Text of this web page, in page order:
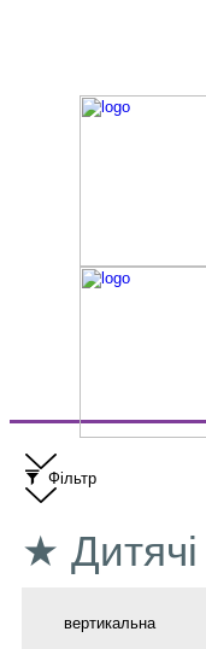
Фільтр
★ Дитячі
вертикальна